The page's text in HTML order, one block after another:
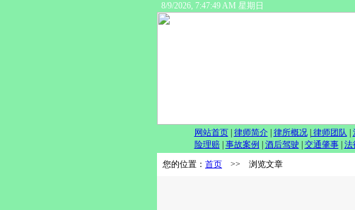
8/9/2026, 7:47:49 AM 星期日
网站首页 律师简介 律所概况 律师团队
险理赔
事故案例 酒后驾驶 交通肇事 法
您的位置： 首页 >> 浏览文章